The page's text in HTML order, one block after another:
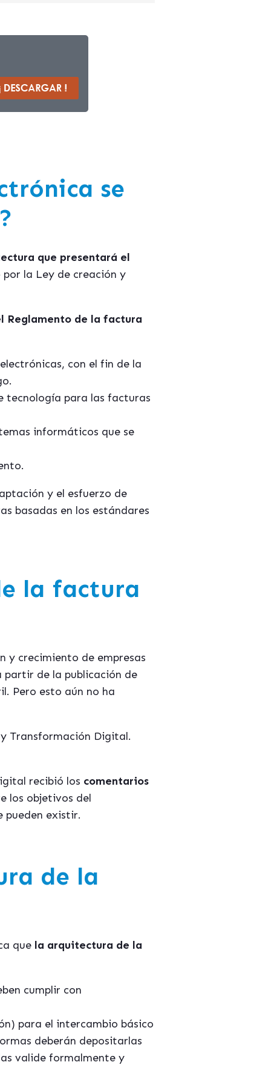
se
que presentará el
la Ley de creación y
Reglamento de la factura
con el fin de la
tecnología para las facturas
informáticos que se
y el esfuerzo de
basadas en los estándares
la factura
y crecimiento de empresas
partir de la publicación de
Pero esto aún no ha
Transformación Digital.
recibió los comentarios
los objetivos del
pueden existir.
de la
que la arquitectura de la
cumplir con
para el intercambio básico
deberán depositarlas
valide formalmente y